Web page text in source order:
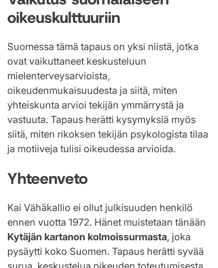
oikeuskulttuuriin
Suomessa tämä tapaus on yksi niistä, jotka
ovat vaikuttaneet keskusteluun
mielenterveysarvioista,
oikeudenmukaisuudesta ja siitä, miten
yhteiskunta arvioi tekijän ymmärrystä ja
vastuuta. Tapaus herätti kysymyksiä myös
siitä, miten rikoksen tekijän psykologista tilaa
ja motiiveja tulisi oikeudessa arvioida.
Yhteenveto
Kai Vähäkallio ei ollut julkisuuden henkilö
ennen vuotta 1972. Hänet muistetaan tänään
Kytäjän kartanon kolmoissurmasta, joka
pysäytti koko Suomen. Tapaus herätti syvää